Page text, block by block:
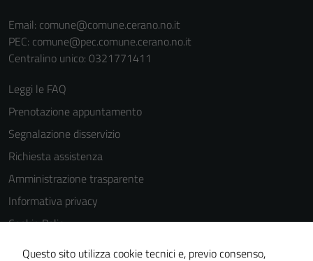
Email: comune@comune.cerano.no.it
PEC: comune@pec.comune.cerano.no.it
Centralino unico: 0321771411
Leggi le FAQ
Prenotazione appuntamento
Segnalazione disservizio
Richiesta assistenza
Amministrazione trasparente
Informativa privacy
Cookie Policy
Note legali
Questo sito utilizza cookie tecnici e, previo consenso,